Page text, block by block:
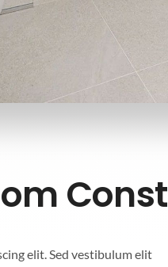
elit. Sed vestibulum elit
ex lorem, egestas eget